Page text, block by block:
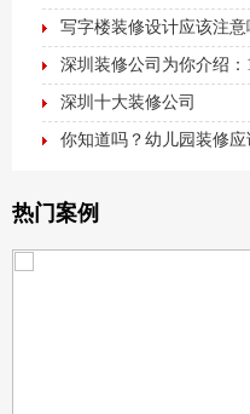
写字楼装修设计应该注意
深圳装修公司为你介绍
深圳十大装修公司
你知道吗？幼儿园装修应
热门案例